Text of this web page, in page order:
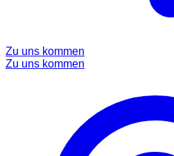
Zu uns kommen
Zu uns kommen